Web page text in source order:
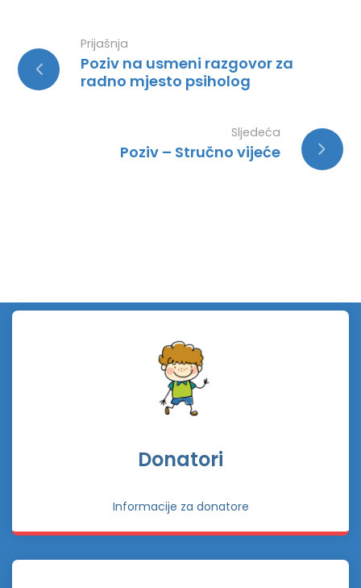
Prijašnja
Poziv na usmeni razgovor za
radno mjesto psiholog
Sljedeća
Poziv – Stručno vijeće
Donatori
Informacije za donatore